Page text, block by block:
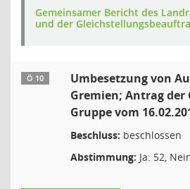
Gemeinsamer Bericht des
und der
Ö 10
Umbesetzung von
Gremien; Antrag der
Gruppe vom
Beschluss: beschlossen
Abstimmung: Ja: 52,